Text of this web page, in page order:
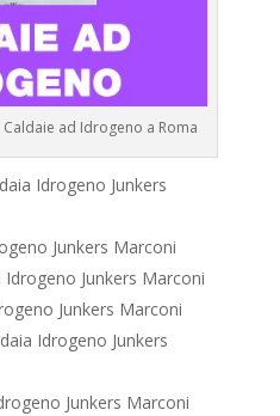
Caldaie ad Idrogeno a Roma
Idrogeno Junkers
Junkers Marconi
Idrogeno Junkers Marconi
Junkers Marconi
Idrogeno Junkers
Junkers Marconi